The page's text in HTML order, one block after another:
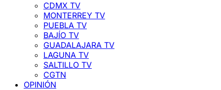
CDMX TV
MONTERREY TV
PUEBLA TV
BAJÍO TV
GUADALAJARA TV
LAGUNA TV
SALTILLO TV
CGTN
OPINIÓN